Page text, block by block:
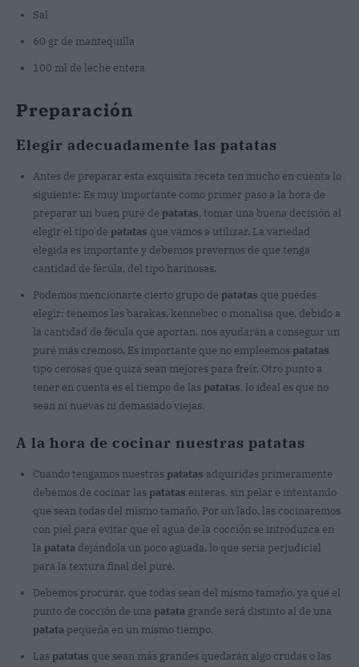
Sal
60 gr de mantequilla
100 ml de leche entera
Preparación
Elegir adecuadamente las patatas
Antes de preparar esta exquisita receta ten mucho en cuenta lo
siguiente: Es muy importante como primer paso a la hora de
preparar un buen puré de patatas, tomar una buena decisión al
elegir el tipo de patatas que vamos a utilizar. La variedad
elegida es importante y debemos prevernos de que tenga
cantidad de fécula, del tipo harinosas.
Podemos mencionarte cierto grupo de patatas que puedes
elegir: tenemos las barakas, kennebec o monalisa que, debido a
la cantidad de fécula que aportan, nos ayudarán a conseguir un
puré más cremoso. Es importante que no empleemos patatas
tipo cerosas que quizá sean mejores para freír. Otro punto a
tener en cuenta es el tiempo de las patatas, lo ideal es que no
sean ni nuevas ni demasiado viejas.
A la hora de cocinar nuestras patatas
Cuando tengamos nuestras patatas adquiridas primeramente
debemos de cocinar las patatas enteras, sin pelar e intentando
que sean todas del mismo tamaño. Por un lado, las cocinaremos
con piel para evitar que el agua de la cocción se introduzca en
la patata dejándola un poco aguada, lo que sería perjudicial
para la textura final del puré.
Debemos procurar, que todas sean del mismo tamaño, ya que el
punto de cocción de una patata grande será distinto al de una
patata pequeña en un mismo tiempo.
Las patatas que sean más grandes quedarán algo crudas o las